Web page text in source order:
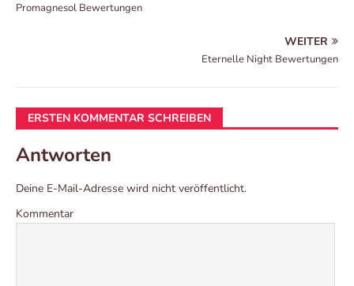
Promagnesol Bewertungen
WEITER
Eternelle Night Bewertungen
ERSTEN KOMMENTAR SCHREIBEN
Antworten
Deine E-Mail-Adresse wird nicht veröffentlicht.
Kommentar